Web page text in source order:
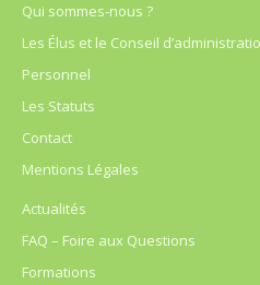
Qui sommes-nous ?
Les Élus et le Conseil
Personnel
Les Statuts
Contact
Mentions Légales
Actualités
FAQ – Foire aux Questions
Formations